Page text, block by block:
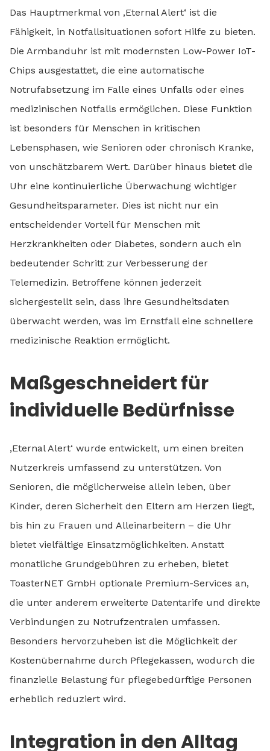
Das Hauptmerkmal von ‚Eternal Alert‘ ist die
Fähigkeit, in Notfallsituationen sofort Hilfe zu bieten.
Die Armbanduhr ist mit modernsten Low-Power IoT-
Chips ausgestattet, die eine automatische
Notrufabsetzung im Falle eines Unfalls oder eines
medizinischen Notfalls ermöglichen. Diese Funktion
ist besonders für Menschen in kritischen
Lebensphasen, wie Senioren oder chronisch Kranke,
von unschätzbarem Wert. Darüber hinaus bietet die
Uhr eine kontinuierliche Überwachung wichtiger
Gesundheitsparameter. Dies ist nicht nur ein
entscheidender Vorteil für Menschen mit
Herzkrankheiten oder Diabetes, sondern auch ein
bedeutender Schritt zur Verbesserung der
Telemedizin. Betroffene können jederzeit
sichergestellt sein, dass ihre Gesundheitsdaten
überwacht werden, was im Ernstfall eine schnellere
medizinische Reaktion ermöglicht.
Maßgeschneidert für
individuelle Bedürfnisse
‚Eternal Alert‘ wurde entwickelt, um einen breiten
Nutzerkreis umfassend zu unterstützen. Von
Senioren, die möglicherweise allein leben, über
Kinder, deren Sicherheit den Eltern am Herzen liegt,
bis hin zu Frauen und Alleinarbeitern – die Uhr
bietet vielfältige Einsatzmöglichkeiten. Anstatt
monatliche Grundgebühren zu erheben, bietet
ToasterNET GmbH optionale Premium-Services an,
die unter anderem erweiterte Datentarife und direkte
Verbindungen zu Notrufzentralen umfassen.
Besonders hervorzuheben ist die Möglichkeit der
Kostenübernahme durch Pflegekassen, wodurch die
finanzielle Belastung für pflegebedürftige Personen
erheblich reduziert wird.
Integration in den Alltag